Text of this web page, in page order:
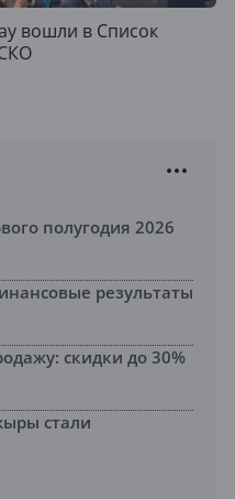
вошли в Список
полугодия 2026
результаты
скидки до 30%
стали